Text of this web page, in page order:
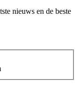
nieuws en de beste